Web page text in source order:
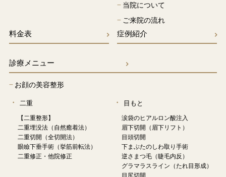
−当院について
−ご来院の流れ
料金表
症例紹介
診療メニュー
−お顔の美容整形
二重
【二重整形】
二重埋没法（自然癒着法）
二重切開（全切開法）
眼瞼下垂手術（挙筋前転法）
二重修正・他院修正
目もと
涙袋のヒアルロン酸注入
眉下切開（眉下リフト）
目頭切開
下まぶたのしわ取り手術
逆さまつ毛（睫毛内反）
グラマラスライン（たれ目形成）
目尻切開